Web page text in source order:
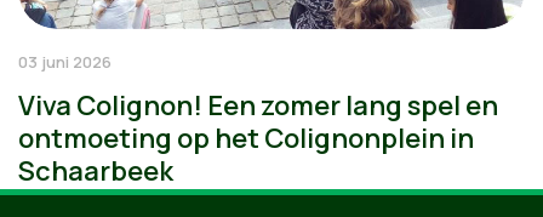
03 juni 2026
Viva Colignon! Een zomer lang spel en
ontmoeting op het Colignonplein in
Schaarbeek